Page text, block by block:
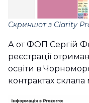
Скриншот з Clarity
А от ФОП Сергій
реєстрації отримав
освіти в
контрактах